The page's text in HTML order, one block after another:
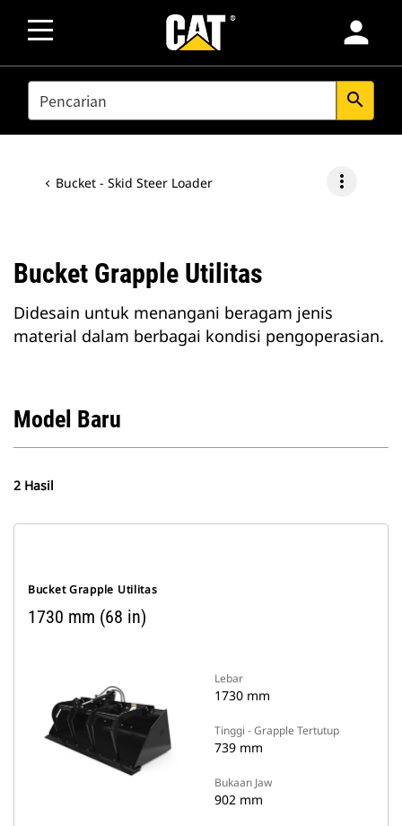
person
SEARCH search
Bucket - Skid Steer Loader more_vert
Bucket Grapple Utilitas
Didesain untuk menangani beragam jenis
material dalam berbagai kondisi pengoperasian.
Model Baru
2 Hasil
Bucket Grapple Utilitas
1730 mm (68 in)
Lebar
1730 mm
Tinggi - Grapple Tertutup
739 mm
Bukaan Jaw
902 mm